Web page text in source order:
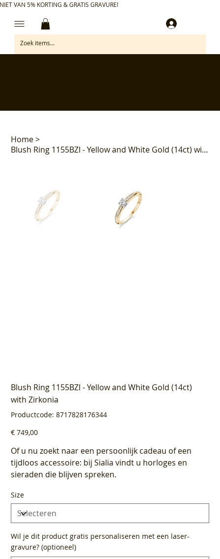
VAN 5% KORTING & GRATIS GRAVURE!
Home>
Blush Ring 1155BZI - Yellow and White Gold (14ct) with Zirkonia
Blush Ring 1155BZI - Yellow and White Gold (14ct)
with Zirkonia
Productcode: Productcode
8717828176344
8717828176344
Prijs
€ 749,00
Of u nu zoekt naar een persoonlijk cadeau of een
tijdloos accessoire: bij Sialia vindt u horloges en
sieraden die blijven spreken.
Size
Wil je dit product gratis personaliseren met een laser-
gravure? (optioneel)